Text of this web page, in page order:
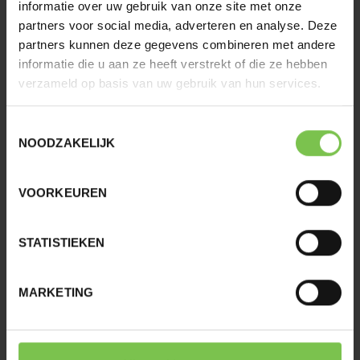
informatie over uw gebruik van onze site met onze
partners voor social media, adverteren en analyse. Deze
partners kunnen deze gegevens combineren met andere
informatie die u aan ze heeft verstrekt of die ze hebben
verzameld op basis van uw gebruik van hun services.
NOODZAKELIJK
VOORKEUREN
STATISTIEKEN
MARKETING
LEES VERDER
Met onze familieverzekering gaan U en uw gezin met